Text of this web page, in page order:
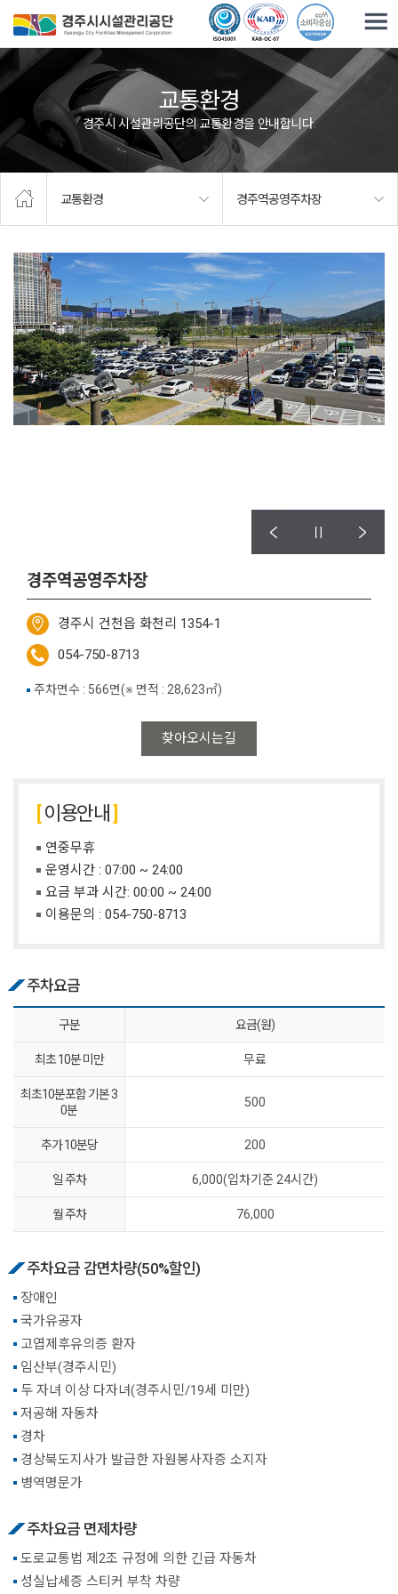
교통환경
경주시 시설관리공단의 교통환경을 안내합니다.
교통환경 경주역공영주차장
경주역공영주차장
경주시 건천읍 화천리 1354-1
054-750-8713
찾아오시는길
주차면수 : 566면(※ 면적 : 28,623㎡)
이용안내
연중무휴
운영시간 : 07:00 ~ 24:00
요금 부과 시간: 00:00 ~ 24:00
이용문의 : 054-750-8713
주차요금
구분 요금(원)
최초 10분 미만 무료
최초10분포함 기본 3
0분
500
추가 10분당 200
일 주차 6,000(입차기준 24시간)
월 주차 76,000
주차요금 감면차량(50%할인)
장애인
국가유공자
고엽제후유의증 환자
임산부(경주시민)
두 자녀 이상 다자녀(경주시민/19세 미만)
저공해 자동차
경차
경상북도지사가 발급한 자원봉사자증 소지자
병역명문가
주차요금 면제차량
도로교통법 제2조 규정에 의한 긴급 자동차
성실납세증 스티커 부착 차량